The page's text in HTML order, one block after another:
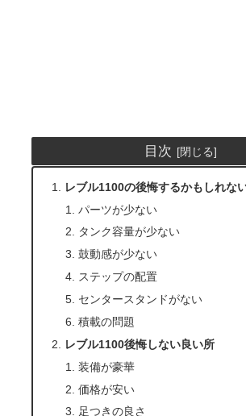
目次
レブル1100の後悔するかもしれな
パーツが少ない
タンク容量が少ない
鼓動感が少ない
ステップの配置
センタースタンドがない
積載の問題
レブル1100後悔しない良い所
装備が豪華
価格が安い
足つきの良さ